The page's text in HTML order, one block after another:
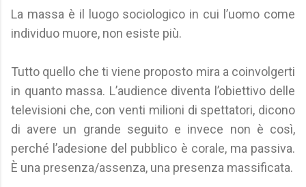
La massa è il luogo sociologico in cui l’uomo come
individuo muore, non esiste più.
Tutto quello che ti viene proposto mira a coinvolgerti
in quanto massa. L’audience diventa l’obiettivo delle
televisioni che, con venti milioni di spettatori, dicono
di avere un grande seguito e invece non è così,
perché l’adesione del pubblico è corale, ma passiva.
È una presenza/assenza, una presenza massificata.